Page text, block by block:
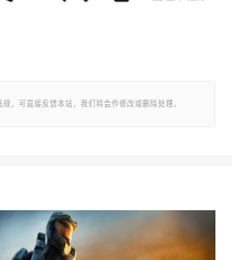
，可直接反馈本站，我们将会作修改或删除处理。